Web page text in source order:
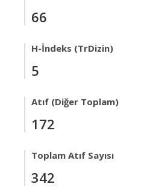
66
H-İndeks (TrDizin)
5
Atıf (Diğer Toplam)
172
Toplam Atıf Sayısı
342